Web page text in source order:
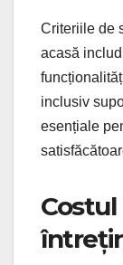
Criteriile de
acasă
inclusiv
esențiale